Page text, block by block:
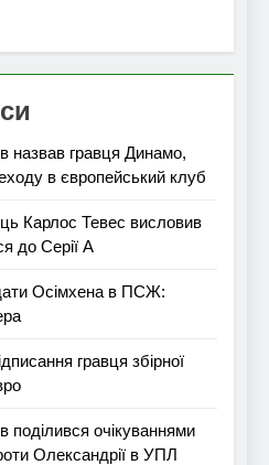
назвав гравця Динамо,
в європейський клуб
Карлос Тевес висловив
до Серії А
Осімхена в ПСЖ:
гравця збірної
очікуваннями
Олександрії в УПЛ